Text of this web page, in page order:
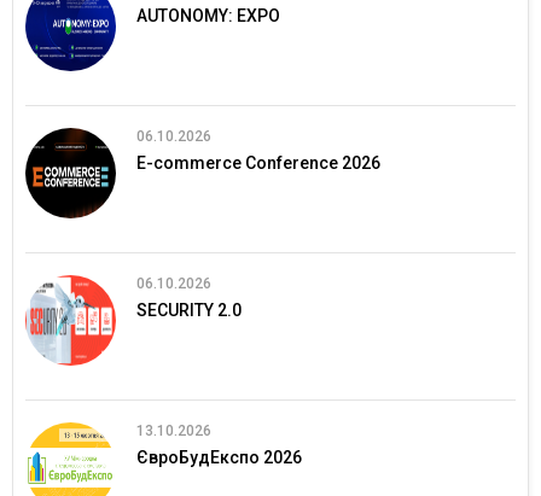
AUTONOMY: EXPO
06.10.2026
E-commerce Conference 2026
06.10.2026
SECURITY 2.0
13.10.2026
ЄвроБудЕкспо 2026